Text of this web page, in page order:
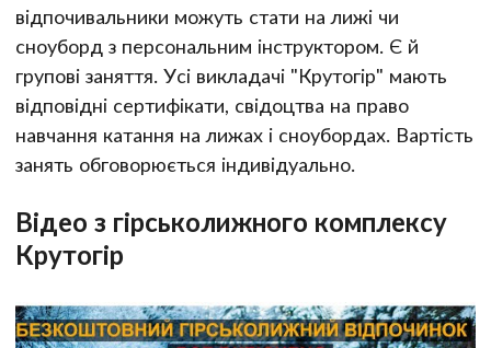
відпочивальники можуть стати на лижі чи
сноуборд з персональним інструктором. Є й
групові заняття. Усі викладачі "Крутогір" мають
відповідні сертифікати, свідоцтва на право
навчання катання на лижах і сноубордах. Вартість
занять обговорюється індивідуально.
Відео з гірськолижного комплексу
Крутогір